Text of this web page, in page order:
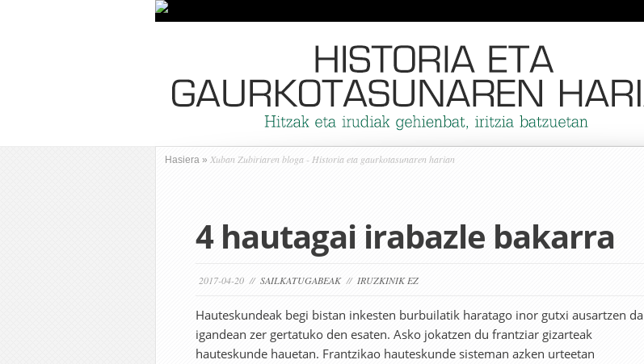
Hasiera » Xuban Zubiriaren bloga - Historia eta gaurkotasunaren harian
4 hautagai irabazle bakarra
2017-04-20 // SAILKATUGABEAK// IRUZKINIK EZ
Hauteskundeak begi bistan inkesten burbuilatik haratago inor gutxi ausartzen da
igandean zer gertatuko den esaten. Asko jokatzen du frantziar gizarteak
hauteskunde hauetan. Frantzikao hauteskunde sisteman azken urteetan